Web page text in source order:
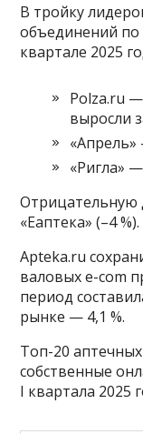
В тройку
объединений
квартале 2025
Polza.ru
выросли
«Апрель»
«Ригла»
Отрицательную
«Еаптека» (–4 %).
Apteka.ru
валовых e-com
период
рынке — 4,1 %.
Топ-20
собственные
I квартала 2025